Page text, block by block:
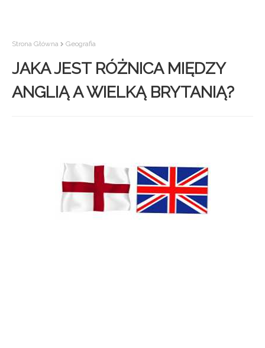
Strona Główna Geografia
JAKA JEST RÓŻNICA MIĘDZY
ANGLIĄ A WIELKĄ BRYTANIĄ?